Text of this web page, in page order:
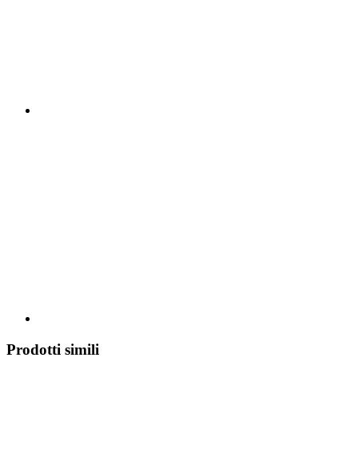
Prodotti simili